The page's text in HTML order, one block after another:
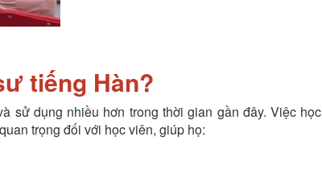
tiếng Hàn?
sử dụng nhiều hơn trong thời gian gần đây. Việc học
trọng đối với học viên, giúp họ: